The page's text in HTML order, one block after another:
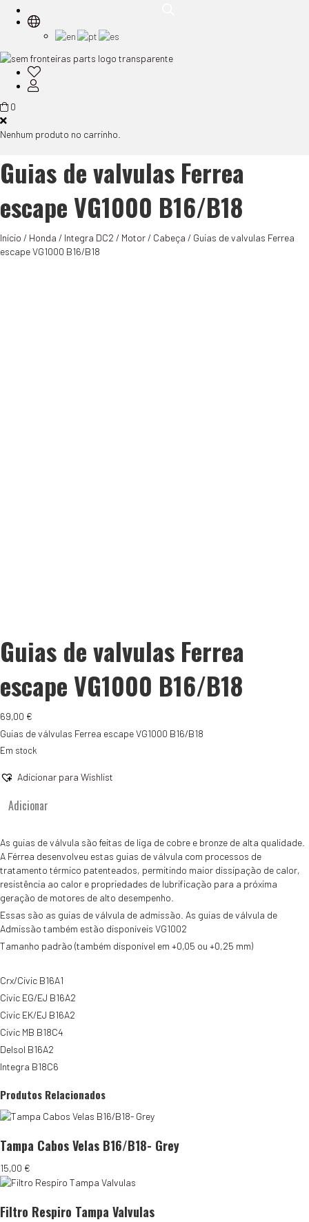
0
Nenhum produto no carrinho.
Guias de valvulas Ferrea
escape VG1000 B16/B18
Início / Honda / Integra DC2 / Motor/ Cabeça / Guias de valvulas Ferrea
escape VG1000 B16/B18
Guias de valvulas Ferrea
escape VG1000 B16/B18
69,00 €
Guias de válvulas Ferrea escape VG1000 B16/B18
Em stock
Adicionar para Wishlist
Quantidade
de
valvulas
Ferrea
escape
VG1000
B16/B18
Adicionar
As guias de válvula são feitas de liga de cobre e bronze de alta qualidade.
A Férrea desenvolveu estas guias de válvula com processos de
tratamento térmico patenteados, permitindo maior dissipação de calor,
resistência ao calor e propriedades de lubrificação para a próxima
geração de motores de alto desempenho.
Essas são as guias de válvula de admissão. As guias de válvula de
Admissão também estão disponíveis VG1002
Tamanho padrão (também disponível em +0,05 ou +0,25 mm)
Crx/Civic B16A1
Civic EG/EJ B16A2
Civic EK/EJ B16A2
Civic MB B18C4
Delsol B16A2
Integra B18C6
Produtos Relacionados
Tampa Cabos Velas B16/B18- Grey
15,00 €
Filtro Respiro Tampa Valvulas